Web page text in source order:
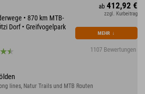
• 870 km MTB-
Dorf • Greifvogelpark
1107 Bewertungen
ab 412,92 €
zzgl. Kurbeitrag
MEHR ↓
lines, Natur Trails und MTB Routen